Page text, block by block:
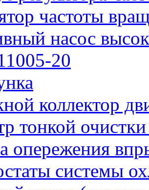
частоты
насос
20
коллектор
тонкой
опережения
системы